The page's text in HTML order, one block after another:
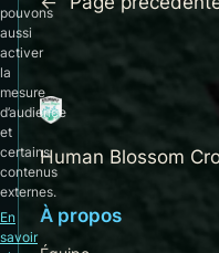
Human Blossom
À propos
pouvons
aussi
activer
la
mesure
d’audience
et
certains
contenus
externes.
En
savoir